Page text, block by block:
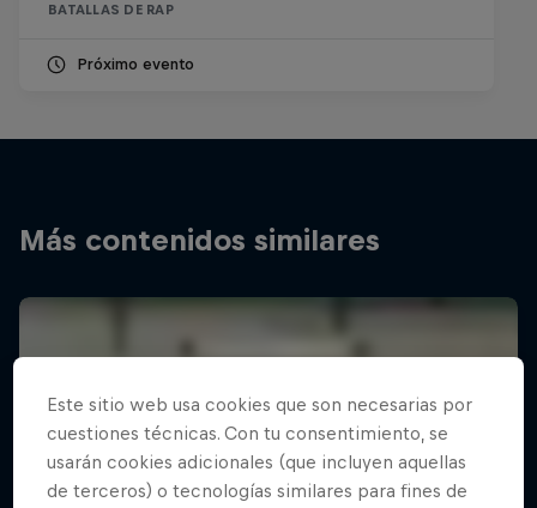
BATALLAS DE RAP
Próximo evento
Más contenidos similares
Este sitio web usa cookies que son necesarias por
cuestiones técnicas. Con tu consentimiento, se
usarán cookies adicionales (que incluyen aquellas
de terceros) o tecnologías similares para fines de